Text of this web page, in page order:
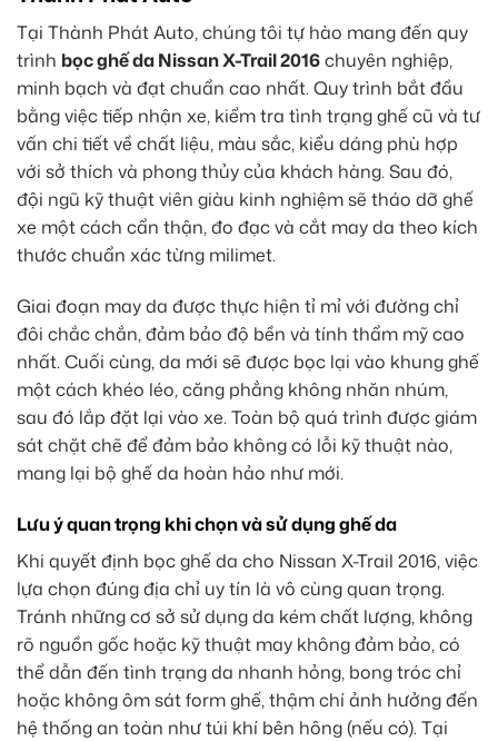
Tại Thành Phát Auto, chúng tôi tự hào mang đến quy
trình bọc ghế da Nissan X-Trail 2016chuyên nghiệp,
minh bạch và đạt chuẩn cao nhất. Quy trình bắt đầu
bằng việc tiếp nhận xe, kiểm tra tình trạng ghế cũ và tư
vấn chi tiết về chất liệu, màu sắc, kiểu dáng phù hợp
với sở thích và phong thủy của khách hàng. Sau đó,
đội ngũ kỹ thuật viên giàu kinh nghiệm sẽ tháo dỡ ghế
xe một cách cẩn thận, đo đạc và cắt may da theo kích
thước chuẩn xác từng milimet.
Giai đoạn may da được thực hiện tỉ mỉ với đường chỉ
đôi chắc chắn, đảm bảo độ bền và tính thẩm mỹ cao
nhất. Cuối cùng, da mới sẽ được bọc lại vào khung ghế
một cách khéo léo, căng phẳng không nhăn nhúm,
sau đó lắp đặt lại vào xe. Toàn bộ quá trình được giám
sát chặt chẽ để đảm bảo không có lỗi kỹ thuật nào,
mang lại bộ ghế da hoàn hảo như mới.
Lưu ý quan trọng khi chọn và sử dụng ghế da
Khi quyết định bọc ghế da cho Nissan X-Trail 2016, việc
lựa chọn đúng địa chỉ uy tín là vô cùng quan trọng.
Tránh những cơ sở sử dụng da kém chất lượng, không
rõ nguồn gốc hoặc kỹ thuật may không đảm bảo, có
thể dẫn đến tình trạng da nhanh hỏng, bong tróc chỉ
hoặc không ôm sát form ghế, thậm chí ảnh hưởng đến
hệ thống an toàn như túi khí bên hông (nếu có). Tại